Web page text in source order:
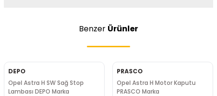
Benzer Ürünler
DEPO
Opel Astra H SW Sağ Stop
Lambası DEPO Marka
PRASCO
Opel Astra H Motor Kaputu
PRASCO Marka